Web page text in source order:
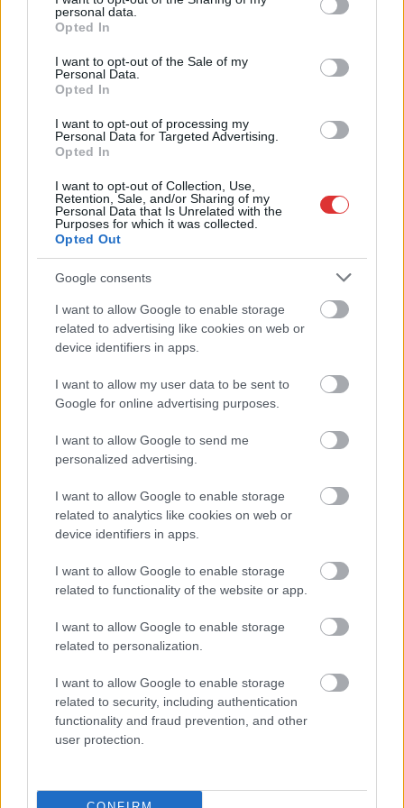
grant or deny consent to Google and its third-party tags to
use your data for below specified purposes in below Google
consent section.
personal data.
Opted In
I want to opt-out of the Sale of my
Personal Data.
Opted In
I want to opt-out of processing my
Personal Data for Targeted Advertising.
Opted In
I want to opt-out of Collection, Use,
Retention, Sale, and/or Sharing of my
Personal Data that Is Unrelated with the
Purposes for which it was collected.
Opted Out
Google consents
I want to allow Google to enable storage
related to advertising like cookies on web or
device identifiers in apps.
I want to allow my user data to be sent to
Google for online advertising purposes.
I want to allow Google to send me
personalized advertising.
I want to allow Google to enable storage
related to analytics like cookies on web or
device identifiers in apps.
I want to allow Google to enable storage
related to functionality of the website or app.
I want to allow Google to enable storage
related to personalization.
I want to allow Google to enable storage
related to security, including authentication
functionality and fraud prevention, and other
user protection.
Hétfőn kezdik, csütörtökön végeznek – lezárás miatt
egyik Jász-Nagykun-Szolnok megyei vasútvonalon
Már magasabb szinten is nyomoznak Szijjártó
büntetőügyében, vesztegetés miatt 3 év letöltendőt kaphat és
ez csak az egyik botrány
Problémák egész Jász-Nagykun-Szolnok megyében: egyre
több otthoni kútból fogy ki a víz
Szolnokon egy kulcsfontosságú körforgalmat részlegesen
lezárnak a napokban, a közlekedés az átlagost is meghaladó
mértékben lebénul
Elromlott a biztosítóberendezés a ceglédi vasútvonalon,
alapos késések alakultak ki a menetrendhez képest,
kimaradás is előfordult
Ön szerint hogy készül a hamisítatlan szolnoki habos isler?
Országos ellenőrzés indult a hazai akkumulátoripari
üzemekben
Az idei év leglassabb növekedését hozta a június a
kiskereskedelemben
kerékpárgyár dolgozóinak megsegítéséről
rekord is megdőlt
Egy telefonhívást akart, végül rendőrök vitték el a mezőtúri
A Tisza kormány minisztere újabb nagy változásokról döntött
a közoktatásban – például az iskolaigazgatók visszakapják
Sok volt az igazolatlan hiányzás, Pócs János fizetéslevonást